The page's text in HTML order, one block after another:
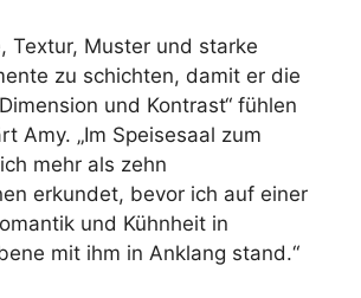
Textur, Muster und starke
zu schichten, damit er die
und Kontrast“ fühlen
Amy. „Im Speisesaal zum
mehr als zehn
erkundet, bevor ich auf einer
und Kühnheit in
mit ihm in Anklang stand.“